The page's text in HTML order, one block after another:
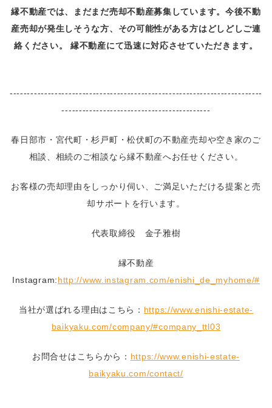
縁不動産では、まだまだ売却不動産募集しています。今後不動
産売却が発生しそうな方、その可能性がある方はどしどしご連
絡ください。 縁不動産にて迅速に対応させていただきます。
-------------------------------------------------------------------------
-------------------------------------------
春日部市・宮代町・杉戸町・松伏町の不動産売却や空き家のご
相談、相続のご相談なら縁不動産へお任せください。
お客様の売却理由をしっかり伺い、ご満足いただける提案と売
却サポートを行います。
代表取締役 金子雅樹
縁不動産
Instagram:http://www.instagram.com/enishi_de_myhome/#
当社が選ばれる理由はこちら： https://www.enishi-estate-
baikyaku.com/company/#company_ttl03
お問合せはこちらから： https://www.enishi-estate-
baikyaku.com/contact/